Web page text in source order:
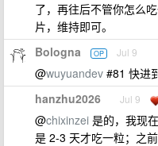
了，再往后不管你怎么
片，维持即可。
Bologna OP Jul 9
@wuyuandev #81 快进
hanzhu2026 Jul 9
@chixinzei 是的，我现
是 2-3 天才吃一粒；之